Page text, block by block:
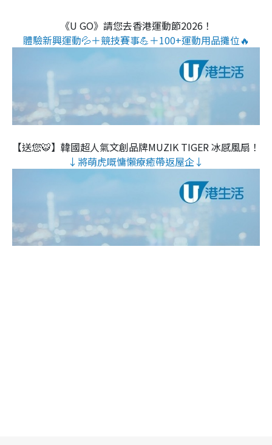
《U GO》請您去香港運動節2026！
體驗新興運動💦＋競技賽事💪＋100+運動用品攤位🔥
【送您🐯】韓國超人氣文創品牌MUZIK TIGER 冰感風扇！
↓將萌虎嘅慵懶療癒帶返屋企↓